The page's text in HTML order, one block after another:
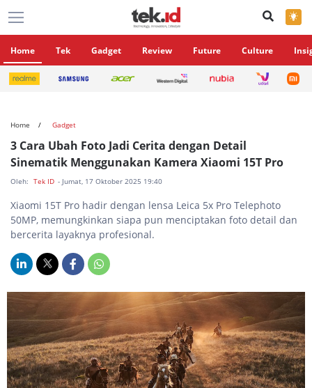
×
Home Tek Gadget Review Future Culture
Home Gadget
3 Cara Ubah Foto Jadi Cerita dengan Detail
Sinematik Menggunakan Kamera Xiaomi 15T Pro
Oleh: Tek ID - Jumat, 17 Oktober 2025 19:40
Xiaomi 15T Pro hadir dengan lensa Leica 5x Pro Telephoto
50MP, memungkinkan siapa pun menciptakan foto detail dan
bercerita layaknya profesional.